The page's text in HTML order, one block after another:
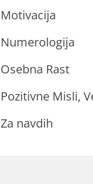
Motivacija
Numerologija
Osebna Rast
Pozitivne Misli,
Za navdih